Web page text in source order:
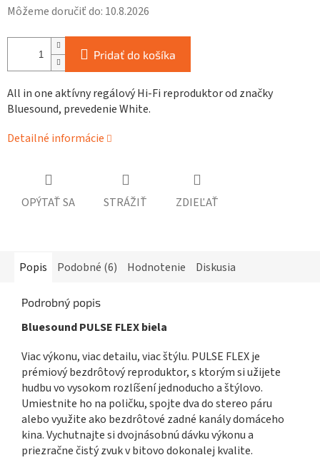
Môžeme doručiť do: 10.8.2026
Pridať do košíka
All in one aktívny regálový Hi-Fi reproduktor od značky
Bluesound, prevedenie White.
Detailné informácie
OPÝTAŤ SA STRÁŽIŤ ZDIEĽAŤ
Popis Podobné (6) Hodnotenie Diskusia
Podrobný popis
Bluesound PULSE FLEX biela
Viac výkonu, viac detailu, viac štýlu. PULSE FLEX je
prémiový bezdrôtový reproduktor, s ktorým si užijete
hudbu vo vysokom rozlíšení jednoducho a štýlovo.
Umiestnite ho na poličku, spojte dva do stereo páru
alebo využite ako bezdrôtové zadné kanály domáceho
kina. Vychutnajte si dvojnásobnú dávku výkonu a
priezračne čistý zvuk v bitovo dokonalej kvalite.